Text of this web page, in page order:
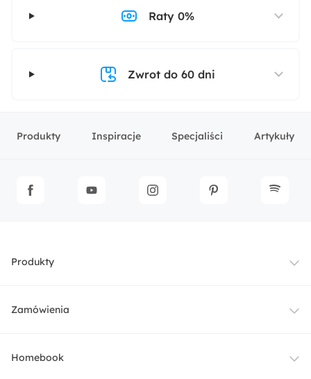
Raty 0%
Zwrot do 60 dni
Produkty Inspiracje Specjaliści Artykuły
Produkty
Meble
Zamówienia
Dostawa
Homebook